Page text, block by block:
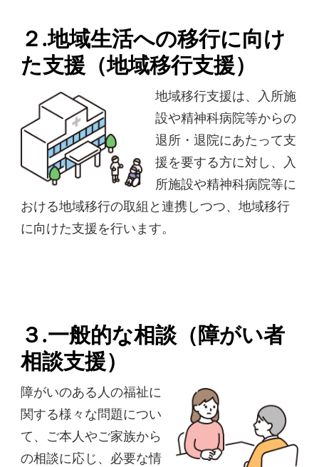
２.地域生活への移行に向け
た支援（地域移行支援）
地域移行支援は、入所施
設や精神科病院等からの
退所・退院にあたって支
援を要する方に対し、入
所施設や精神科病院等に
おける地域移行の取組と連携しつつ、地域移行
に向けた支援を行います。
３.一般的な相談（障がい者
相談支援）
障がいのある人の福祉に
関する様々な問題につい
て、ご本人やご家族から
の相談に応じ、必要な情